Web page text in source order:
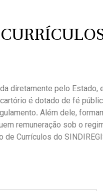
diretamente pelo Estado,
é dotado de fé
. Além dele,
remuneração sob o
de Currículos do